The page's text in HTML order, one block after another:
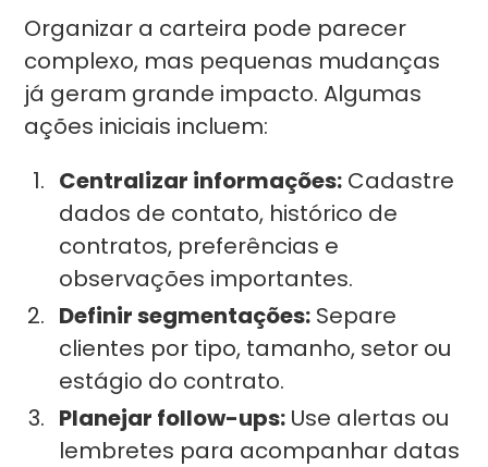
Organizar a carteira pode parecer
complexo, mas pequenas mudanças
já geram grande impacto. Algumas
ações iniciais incluem:
Centralizar informações: Cadastre
dados de contato, histórico de
contratos, preferências e
observações importantes.
Definir segmentações: Separe
clientes por tipo, tamanho, setor ou
estágio do contrato.
Planejar follow-ups: Use alertas ou
lembretes para acompanhar datas